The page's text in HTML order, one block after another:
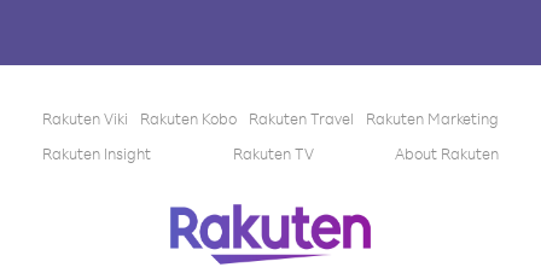
Rakuten Viki Rakuten Kobo Rakuten Travel
Rakuten Marketing
Rakuten Insight
Rakuten TV About Rakuten